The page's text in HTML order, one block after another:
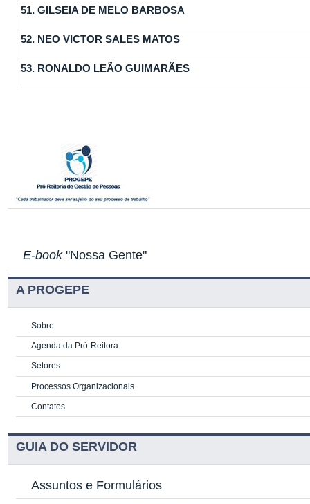
51.GILSEIA DE MELO BARBOSA
52. NEO VICTOR SALES MATOS
53. RONALDO LEÃO GUIMARÃES
E-book"Nossa Gente"
A PROGEPE
Sobre
Agenda da Pró-Reitora
Setores
Processos Organizacionais
Contatos
GUIA DO SERVIDOR
Assuntos e Formulários